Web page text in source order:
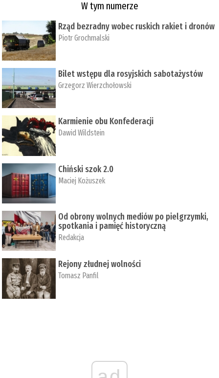
W tym numerze
Rząd bezradny wobec ruskich rakiet i dronów
Piotr Grochmalski
Bilet wstępu dla rosyjskich sabotażystów
Grzegorz Wierzchołowski
Karmienie obu Konfederacji
Dawid Wildstein
Chiński szok 2.0
Maciej Kożuszek
Od obrony wolnych mediów po pielgrzymki,
spotkania i pamięć historyczną
Redakcja
Rejony złudnej wolności
Tomasz Panfil